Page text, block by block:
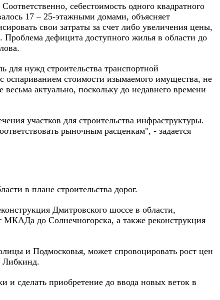
себестоимость одного квадратного
17 – 25-этажными домами, объясняет
свои затраты за счет либо увеличения цены,
Проблема дефицита доступного жилья в области до
нужд строительства транспортной
оспариванием стоимости изымаемого имущества, не
актуально, поскольку до недавнего времени
участков для строительства инфраструктуры.
рыночным расценкам", - задается
в плане строительства дорог.
Дмитровского шоссе в области,
МКАДа до Солнечногорска, а также реконструкция
и Подмосковья, может спровоцировать рост цен
Либкинд.
и сделать приобретение до ввода новых веток в